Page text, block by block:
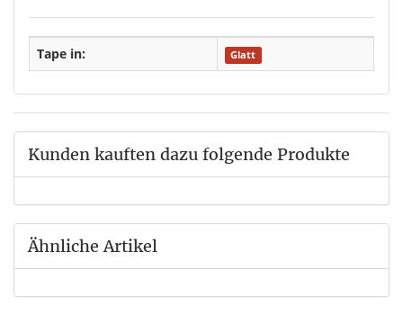
Tape in: Glatt
Kunden kauften dazu folgende Produkte
Ähnliche Artikel